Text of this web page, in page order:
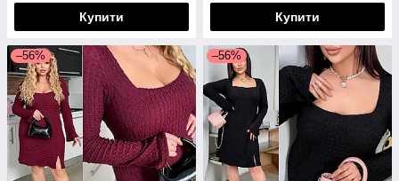
Купити Купити
–56% –56%